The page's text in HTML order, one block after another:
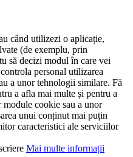
când utilizezi o aplicație,
(de exemplu, prin
să decizi modul în care vei
personal utilizarea
a unor tehnologii similare. Fă
a afla mai multe și pentru a
module cookie sau a unor
unui conținut mai puțin
caracteristici ale serviciilor
Mai multe informații